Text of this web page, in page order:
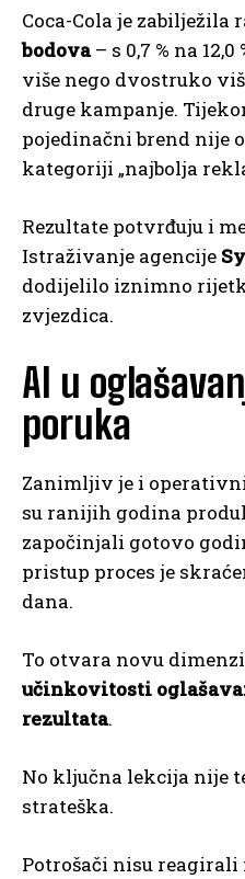
Coca-Cola je zabilježila
bodova– s 0,7 % na
više nego dvostruko
druge kampanje.
pojedinačni brend nije
kategoriji „najbolja
Rezultate potvrđuju i
Istraživanje agencije
dodijelilo iznimno
zvjezdica.
AI u
poruka
Zanimljiv je i
su ranijih godina
započinjali gotovo
pristup proces je
dana.
To otvara novu
učinkovitosti
rezultata.
No ključna lekcija nije
strateška.
Potrošači nisu